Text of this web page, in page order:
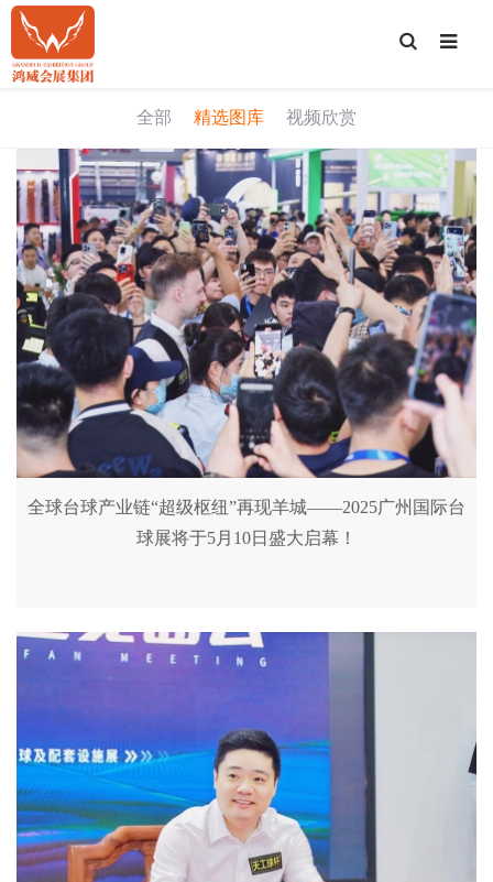
T
o
e
a
r
c
h
全部 精选图库 视频欣赏
全球台球产业链“超级枢纽”再现羊城——2025广州国际台
球展将于5月10日盛大启幕！